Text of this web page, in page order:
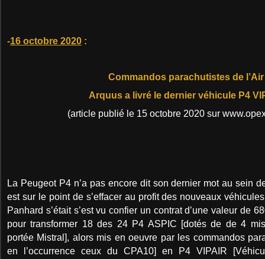
-16 octobre 2020 :
Commandos parachutistes de l’Air
Arquus a livré le dernier véhicule P4
(article publié le 15 octobre 2020 sur
La Peugeot P4 n’a pas encore dit son dernier mot au sein
est sur le point de s’effacer au profit des nouveaux
Panhard s’était s’est vu confier un contrat d’une valeur de
pour transformer 18 des 24 P4 ASPIC [dotés de de 4
portée Mistral], alors mis en oeuvre par les commandos
en l’occurrence ceux du CPA10] en P4 VIPAIR